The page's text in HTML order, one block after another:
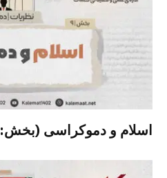
اسلام و دموکراسی (بخش: ۹)